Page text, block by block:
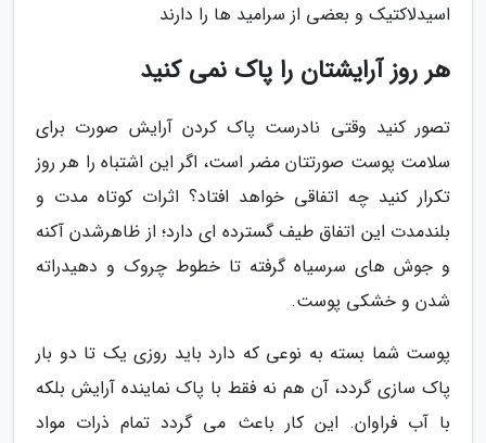
اسیدلاکتیک و بعضی از سرامید ها را دارند
هر روز آرایشتان را پاک نمی کنید
تصور کنید وقتی نادرست پاک کردن آرایش صورت برای
سلامت پوست صورتتان مضر است، اگر این اشتباه را هر روز
تکرار کنید چه اتفاقی خواهد افتاد؟ اثرات کوتاه مدت و
بلندمدت این اتفاق طیف گسترده ای دارد؛ از ظاهرشدن آکنه
و جوش های سرسیاه گرفته تا خطوط چروک و دهیدراته
شدن و خشکی پوست.
پوست شما بسته به نوعی که دارد باید روزی یک تا دو بار
پاک سازی گردد، آن هم نه فقط با پاک نماینده آرایش بلکه
با آب فراوان. این کار باعث می گردد تمام ذرات مواد